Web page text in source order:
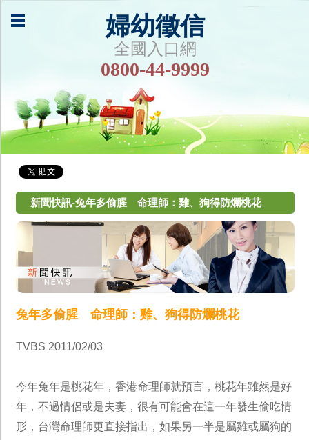
婦幼徵信
全國入口網
0800-44-9999
新聞快訊-兔年多偷腥 命理師：雞、狗得防爛桃花
兔年多偷腥 命理師：雞、狗得防爛桃花
TVBS 2011/02/03
今年兔年是桃花年，香港命理師就預言，桃花年雖然是好
年，不過情侶或是夫妻，很有可能會在這一年發生偷吃情
形，台灣命理師更直接指出，如果另一半是屬雞或屬狗的